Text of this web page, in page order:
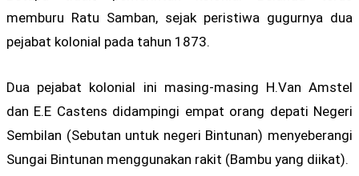
memburu Ratu Samban, sejak peristiwa gugurnya dua
pejabat kolonial pada tahun 1873.
Dua pejabat kolonial ini masing-masing H.Van Amstel
dan E.E Castens didampingi empat orang depati Negeri
Sembilan (Sebutan untuk negeri Bintunan) menyeberangi
Sungai Bintunan menggunakan rakit (Bambu yang diikat).